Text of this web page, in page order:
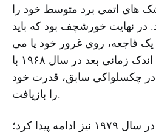
های اتمی برد متوسط خود را
در نهایت خورشچف بود که باید
یک فاجعه، روی غرور خود پا می
گذاشت. مسکو اندک زمانی بعد در سال ۱۹۶۸ با
چکسلواکی سابق، قدرت خود
را بازیافت.
تقابل دو ابرقدرت در سال ۱۹۷۹ نیز ادامه پیدا کرد؛